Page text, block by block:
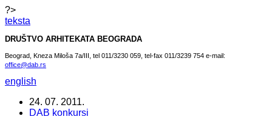
?>
teksta
DRUŠTVO ARHITEKATA BEOGRADA
Beograd, Kneza Miloša 7a/III, tel 011/3230 059, tel-fax 011/3239 754 e-mail:
office@dab.rs
english
24. 07. 2011.
DAB konkursi